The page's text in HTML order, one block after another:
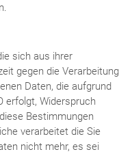
sich aus ihrer
gegen die Verarbeitung
Daten, die aufgrund
erfolgt, Widerspruch
Bestimmungen
verarbeitet die Sie
nicht mehr, es sei